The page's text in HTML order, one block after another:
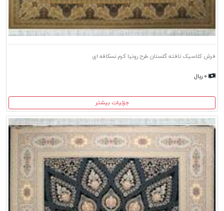
فرش کلاسیک تافته گلستان طرح رونیا کرم نسکافه ای
جزئیات بیشتر